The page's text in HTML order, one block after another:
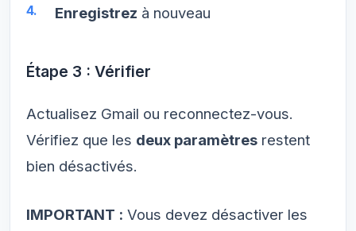
Enregistrez à nouveau
Étape 3 : Vérifier
Actualisez Gmail ou reconnectez-vous.
Vérifiez que les deux paramètres restent
bien désactivés.
IMPORTANT : Vous devez désactiver les